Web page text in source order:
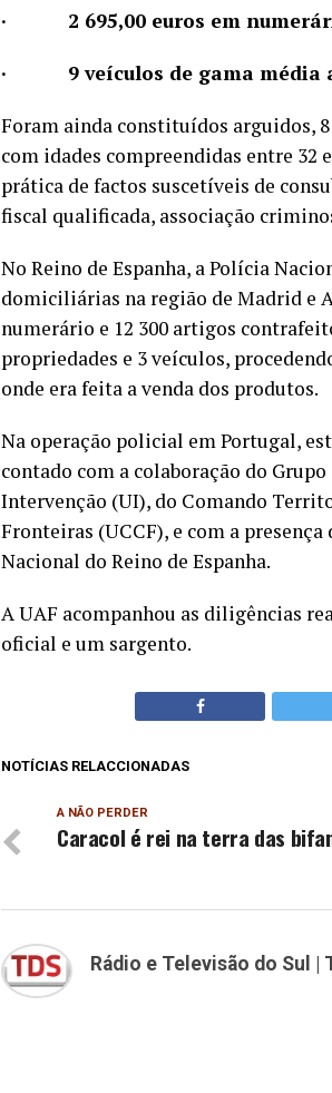
· 2 695,00 euros em
· 9 veículos de gama média
Foram ainda constituídos arguidos,
com idades compreendidas entre 32
prática de factos suscetíveis de
fiscal qualificada, associação
No Reino de Espanha, a Polícia
domiciliárias na região de Madrid e
numerário e 12 300 artigos
propriedades e 3 veículos,
onde era feita a venda dos produtos.
Na operação policial em Portugal,
contado com a colaboração do
Intervenção (UI), do Comando
Fronteiras (UCCF), e com a
Nacional do Reino de Espanha.
A UAF acompanhou as diligências
oficial e um sargento.
NOTÍCIAS RELACCIONADAS
A NÃO PERDER
Caracol é rei na terra das
Rádio e Televisão do Sul |